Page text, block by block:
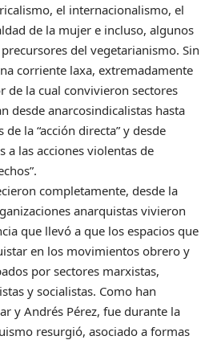
el internacionalismo, el
de la mujer e incluso, algunos
del vegetarianismo. Sin
corriente laxa, extremadamente
de la cual convivieron sectores
desde anarcosindicalistas hasta
la “acción directa” y desde
a las acciones violentas de
completamente, desde la
anarquistas vivieron
que llevó a que los espacios que
en los movimientos obrero y
por sectores marxistas,
y socialistas. Como han
y Andrés Pérez, fue durante la
resurgió, asociado a formas